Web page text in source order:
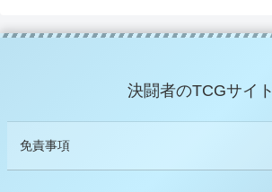
決闘者のTCGサイト
免責事項